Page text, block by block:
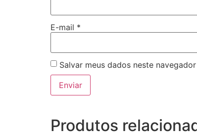
E-mail *
Salvar meus dados neste
Produtos